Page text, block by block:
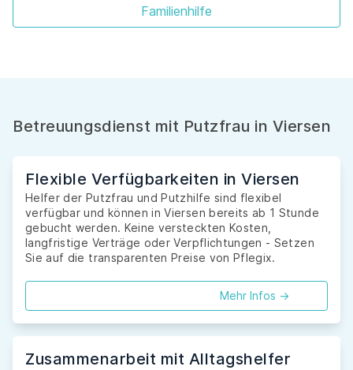
Familienhilfe
Betreuungsdienst mit Putzfrau in Viersen
Flexible Verfügbarkeiten in Viersen
Helfer der Putzfrau und Putzhilfe sind flexibel
verfügbar und können in Viersen bereits ab 1 Stunde
gebucht werden. Keine versteckten Kosten,
langfristige Verträge oder Verpflichtungen - Setzen
Sie auf die transparenten Preise von Pflegix.
Mehr Infos ->
Zusammenarbeit mit Alltagshelfer